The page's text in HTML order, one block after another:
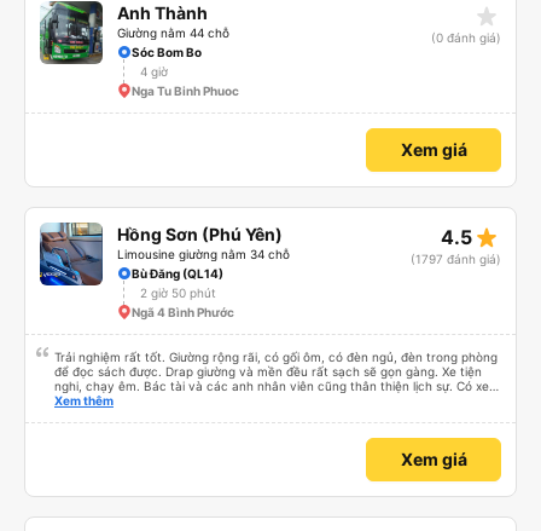
Anh Thành
Giường nằm 44 chỗ
star_rate
(0 đánh giá)
Sóc Bom Bo
4 giờ
Nga Tu Binh Phuoc
Xem giá
Hồng Sơn (Phú Yên)
Limousine giường nằm 34 chỗ
4.5 star_rate
(1797 đánh giá)
Bù Đăng (QL14)
2 giờ 50 phút
Ngã 4 Bình Phước
Trải nghiệm rất tốt. Giường rộng rãi, có gối ôm, có đèn ngủ, đèn trong phòng
để đọc sách được. Drap giường và mền đều rất sạch sẽ gọn gàng. Xe tiện
nghi, chạy êm. Bác tài và các anh nhân viên cũng thân thiện lịch sự. Có xe
trung chuyển về nội thành thành phố tuy hoà rất tiện. Giá vé hợp lý. Nói
Xem thêm
Xem giá